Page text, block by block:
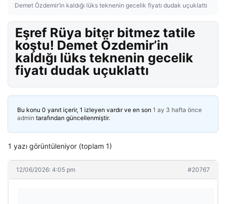
Demet Özdemir’in kaldığı lüks teknenin gecelik fiyatı dudak uçuklattı
Eşref Rüya biter bitmez tatile
koştu! Demet Özdemir’in
kaldığı lüks teknenin gecelik
fiyatı dudak uçuklattı
Bu konu 0 yanıt içerir, 1 izleyen vardır ve en son 1 ay 3 hafta önce
admin tarafından güncellenmiştir.
1 yazı görüntüleniyor (toplam 1)
12/06/2026: 4:05 pm #20767